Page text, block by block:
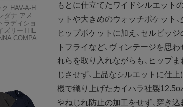
もとに仕立てたワイドシルエット
ットや大きめのウォッチポケット
ヒップポケットに加え、セルビッ
トフライなど、ヴィンテージを思
れらを取り入れながらも、ヒップ
じさせず、上品なシルエットに仕
機で織り上げたカイハラ社製
やねじれ防止の加工をせず、穿き
HAV-A-H
ダナ アメ
ラディショ
ズリーTHE
COMPA